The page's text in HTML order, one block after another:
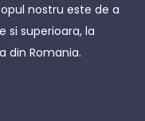
nostru este de a
si superioara, la
din Romania.